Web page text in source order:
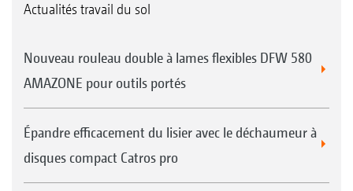
Actualités travail du sol
Nouveau rouleau double à lames flexibles DFW 580
AMAZONE pour outils portés
Épandre efficacement du lisier avec le déchaumeur à
disques compact Catros pro